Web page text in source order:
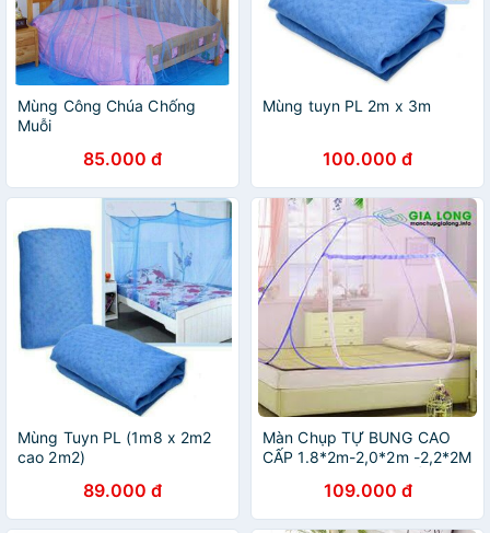
Mùng Công Chúa Chống
Muỗi
85.000 đ
Mùng tuyn PL 2m x 3m
100.000 đ
Mùng Tuyn PL (1m8 x 2m2
cao 2m2)
89.000 đ
Màn Chụp TỰ BUNG CAO
CẤP 1.8*2m-2,0*2m -2,2*2M
LƯỢNG CAO109.000 đ